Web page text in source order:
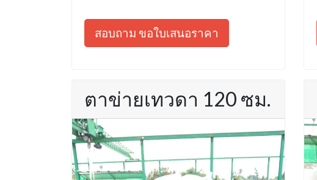
สอบถาม ขอใบเสนอราคา
ตาข่ายเทวดา 120 ซม.